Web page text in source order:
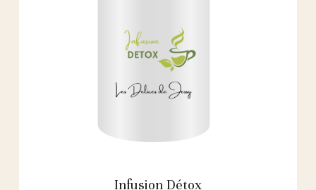
Infusion Détox